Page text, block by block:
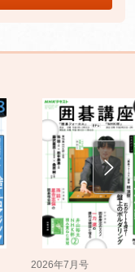
2026年7月号